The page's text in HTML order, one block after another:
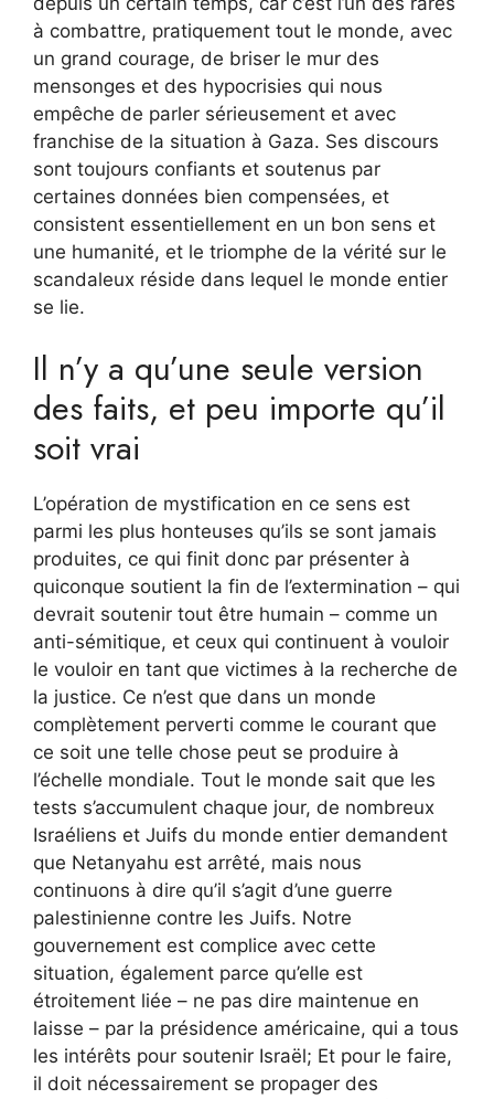
à combattre, pratiquement tout le monde, avec
un grand courage, de briser le mur des
mensonges et des hypocrisies qui nous
empêche de parler sérieusement et avec
franchise de la situation à Gaza. Ses discours
sont toujours confiants et soutenus par
certaines données bien compensées, et
consistent essentiellement en un bon sens et
une humanité, et le triomphe de la vérité sur le
scandaleux réside dans lequel le monde entier
se lie.
Il n’y a qu’une seule version
des faits, et peu importe qu’il
soit vrai
L’opération de mystification en ce sens est
parmi les plus honteuses qu’ils se sont jamais
produites, ce qui finit donc par présenter à
quiconque soutient la fin de l’extermination – qui
devrait soutenir tout être humain – comme un
anti-sémitique, et ceux qui continuent à vouloir
le vouloir en tant que victimes à la recherche de
la justice. Ce n’est que dans un monde
complètement perverti comme le courant que
ce soit une telle chose peut se produire à
l’échelle mondiale. Tout le monde sait que les
tests s’accumulent chaque jour, de nombreux
Israéliens et Juifs du monde entier demandent
que Netanyahu est arrêté, mais nous
continuons à dire qu’il s’agit d’une guerre
palestinienne contre les Juifs. Notre
gouvernement est complice avec cette
situation, également parce qu’elle est
étroitement liée – ne pas dire maintenue en
laisse – par la présidence américaine, qui a tous
les intérêts pour soutenir Israël; Et pour le faire,
il doit nécessairement se propager des